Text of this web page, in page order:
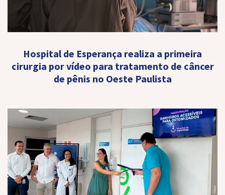
Hospital de Esperança realiza a primeira
cirurgia por vídeo para tratamento de câncer
de pênis no Oeste Paulista